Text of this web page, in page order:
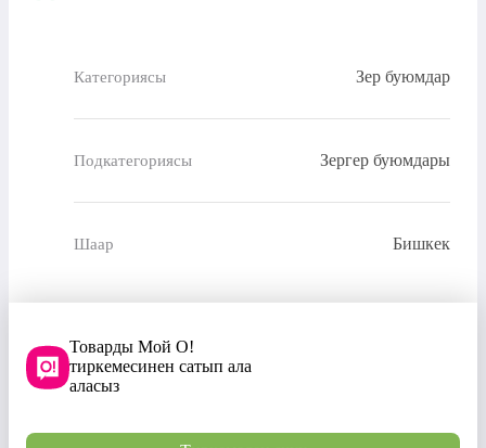
Категориясы Зер буюмдар
Подкатегориясы Зергер буюмдары
Шаар Бишкек
Товарды Мой О!
тиркемесинен сатып ала
аласыз